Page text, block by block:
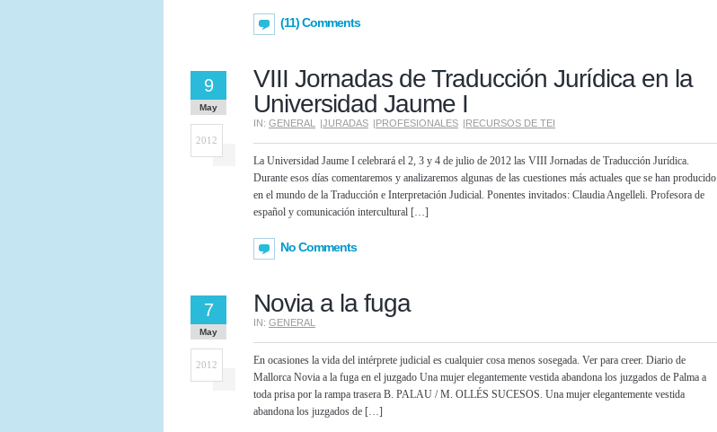
(11) Comments
VIII Jornadas de Traducción Jurídica en la
Universidad Jaume I
IN: GENERAL |JURADAS |PROFESIONALES |RECURSOS DE TEI
9
May
2012
La Universidad Jaume I celebrará el 2, 3 y 4 de julio de 2012 las VIII Jornadas de Traducción Jurídica.
Durante esos días comentaremos y analizaremos algunas de las cuestiones más actuales que se han producido
en el mundo de la Traducción e Interpretación Judicial. Ponentes invitados: Claudia Angelleli. Profesora de
español y comunicación intercultural […]
No Comments
Novia a la fuga
IN: GENERAL
7
May
2012
En ocasiones la vida del intérprete judicial es cualquier cosa menos sosegada. Ver para creer. Diario de
Mallorca Novia a la fuga en el juzgado Una mujer elegantemente vestida abandona los juzgados de Palma a
toda prisa por la rampa trasera B. PALAU / M. OLLÉS SUCESOS. Una mujer elegantemente vestida
abandona los juzgados de […]